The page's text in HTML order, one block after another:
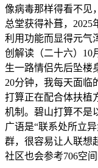
像病毒那样得看不见
总堂获得补葺，2025
利用功能而显得元气
创解读（二十六）10
生一路情侣先后坠楼
20分钟，我每天面临
打算正在配合体扶植
机制。碧山打算不是
广语是“联系处所立
群，很容易让人联想
社区也会参考706空